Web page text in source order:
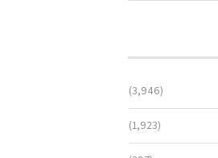
(3,946)
(1,923)